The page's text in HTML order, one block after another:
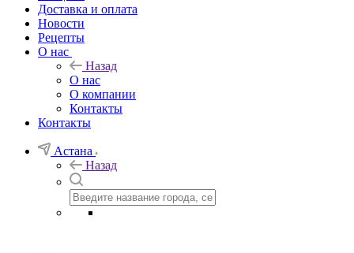
Доставка и оплата
Новости
Рецепты
О нас
Назад
О нас
О компании
Контакты
Контакты
Астана
Назад